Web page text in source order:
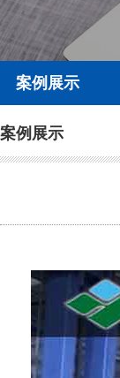
案例展示
案例展示